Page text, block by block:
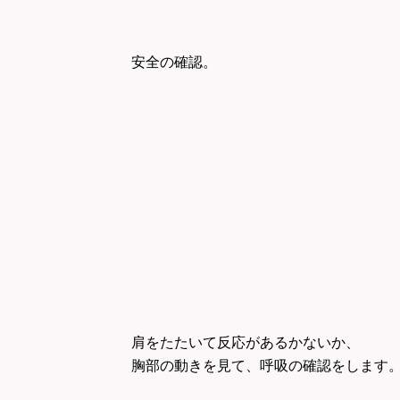
安全の確認。
肩をたたいて反応があるかないか、
胸部の動きを 見て、呼吸の確認をします